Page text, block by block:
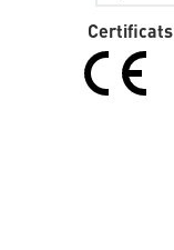
Certificats